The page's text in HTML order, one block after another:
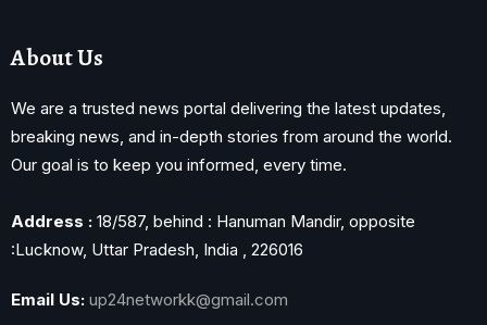
About Us
We are a trusted news portal delivering the latest updates,
breaking news, and in-depth stories from around the world.
Our goal is to keep you informed, every time.
Address : 18/587, behind : Hanuman Mandir, opposite
:Lucknow, Uttar Pradesh, India , 226016
Email Us: up24networkk@gmail.com